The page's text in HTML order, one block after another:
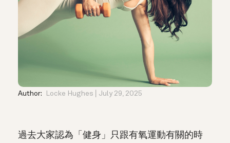
Author: Locke Hughes July 29, 2025
過去大家認為「健身」只跟有氧運動有關的時